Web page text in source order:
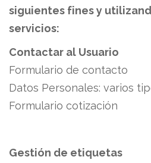
siguientes fines y
servicios:
Contactar al Usuario
Formulario de contacto
Datos Personales: varios
Formulario cotización
Gestión de etiquetas